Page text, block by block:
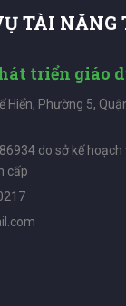
TÀI NĂNG
triển giáo
Phường 5,
do sở kế hoạch
cấp